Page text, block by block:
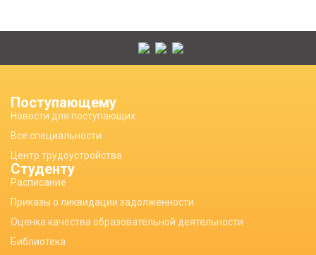
Поступающему
Новости для поступающих
Все специальности
Центр трудоустройства
Студенту
Расписание
Приказы о ликвидации задолженности
Оценка качества образовательной деятельности
Библиотека